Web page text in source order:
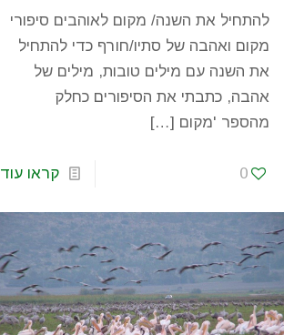
להתחיל את השנה/ מקום לאוהבים סיפורי
מקום ואהבה של סתיו/חורף כדי להתחיל
את השנה עם מילים טובות, מילים של
אהבה, כתבתי את הסיפורים כחלק
מהספר 'מקום […]
0 קראו עוד